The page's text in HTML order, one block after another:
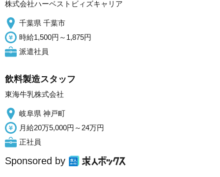
株式会社ハーベストビィズキャリア
千葉県 千葉市
時給1,500円～1,875円
派遣社員
飲料製造スタッフ
東海牛乳株式会社
岐阜県 神戸町
月給20万5,000円～24万円
正社員
Sponsored by